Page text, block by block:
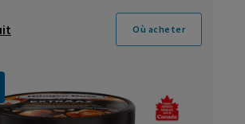
Où acheter